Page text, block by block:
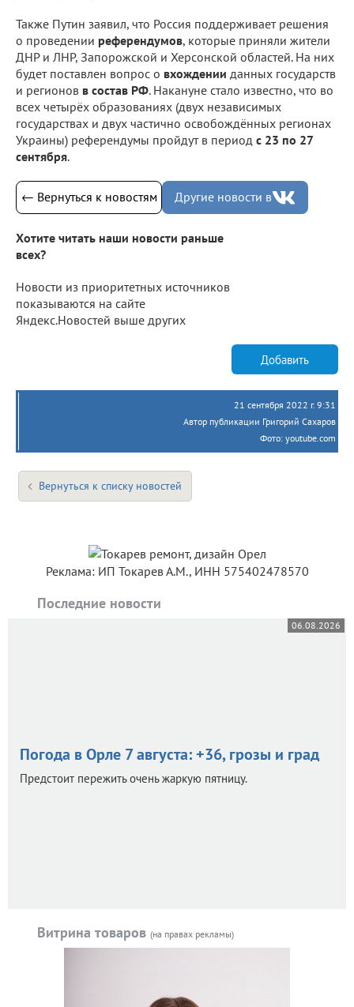
Также Путин заявил, что Россия поддерживает решения
о проведении референдумов, которые приняли жители
ДНР и ЛНР, Запорожской и Херсонской областей. На них
будет поставлен вопрос о вхождении данных государств
и регионов в состав РФ. Накануне стало известно, что во
всех четырёх образованиях (двух независимых
государствах и двух частично освобождённых регионах
Украины) референдумы пройдут в период с 23 по 27
сентября.
← Вернуться к новостям Другие новости в
Хотите читать наши новости раньше
всех?
Новости из приоритетных источников
показываются на сайте
Яндекс.Новостей выше других
Добавить
21 сентября 2022 г. 9:31
Автор публикации Григорий Сахаров
Фото: youtube.com
Вернуться к списку новостей
Реклама: ИП Токарев А.М., ИНН 575402478570
Последние новости
06.08.2026
Погода в Орле 7 августа: +36, грозы и град
Предстоит пережить очень жаркую пятницу.
Витрина товаров (на правах рекламы)